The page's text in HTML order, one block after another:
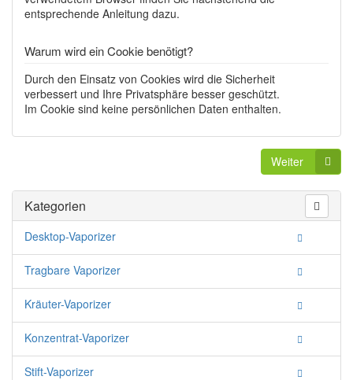
entsprechende Anleitung dazu.
Warum wird ein Cookie benötigt?
Durch den Einsatz von Cookies wird die Sicherheit
verbessert und Ihre Privatsphäre besser geschützt.
Im Cookie sind keine persönlichen Daten enthalten.
Weiter
Kategorien
Desktop-Vaporizer
Tragbare Vaporizer
Kräuter-Vaporizer
Konzentrat-Vaporizer
Stift-Vaporizer